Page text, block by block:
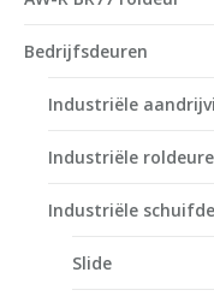
Bedrijfsdeuren
Industriële
Industriële
Industriële
Slide